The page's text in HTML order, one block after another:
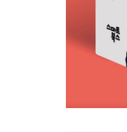
놀랍게 진화
미드저니에
카툰 스타일
［팁］ 캐릭
텍스트로 그림